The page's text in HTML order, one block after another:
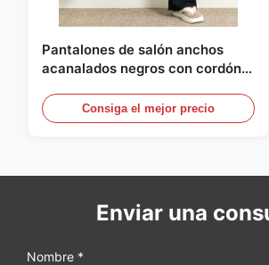
Pantalones de salón anchos
acanalados negros con cordón
Consiga el mejor precio
Enviar una
Nombre *